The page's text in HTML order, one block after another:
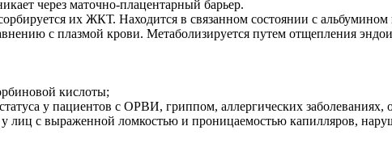
через маточно-плацентарный барьер.
их ЖКТ. Находится в связанном состоянии с
с плазмой крови. Метаболизируется путем отщепления
кислоты;
у пациентов с ОРВИ, гриппом, аллергических заболеваниях,
лиц с выраженной ломкостью и проницаемостью капилляров,